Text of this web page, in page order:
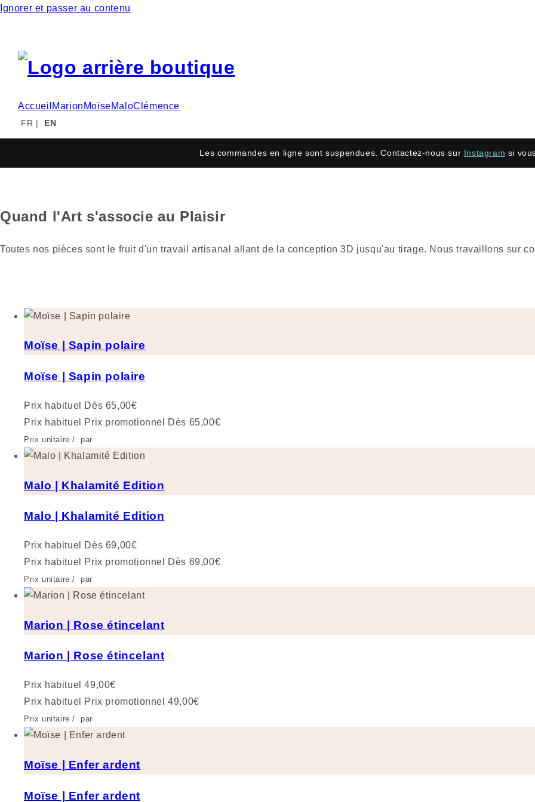
Ignorer et passer au contenu
Accueil Marion MoïseMaloClémence
FR | EN
Les commandes en ligne sont suspendues. Contactez-nous sur Instagram si
Quand l'Art s'associe au Plaisir
Toutes nos pièces sont le fruit d'un travail artisanal allant de la conception 3D jusqu'au tirage. Nous travaillons sur
Moïse | Sapin polaire
Moïse | Sapin polaire
Prix habituel
Dès 65,00€
Prix habituel
Prix promotionnel Dès 65,00€
Prix unitaire / par
Malo | Khalamité Edition
Malo | Khalamité Edition
Prix habituel
Dès 69,00€
Prix habituel
Prix promotionnel Dès 69,00€
Prix unitaire / par
Marion | Rose étincelant
Marion | Rose étincelant
Prix habituel 49,00€
Prix habituel
Prix promotionnel 49,00€
Prix unitaire / par
Moïse | Enfer ardent
Moïse | Enfer ardent